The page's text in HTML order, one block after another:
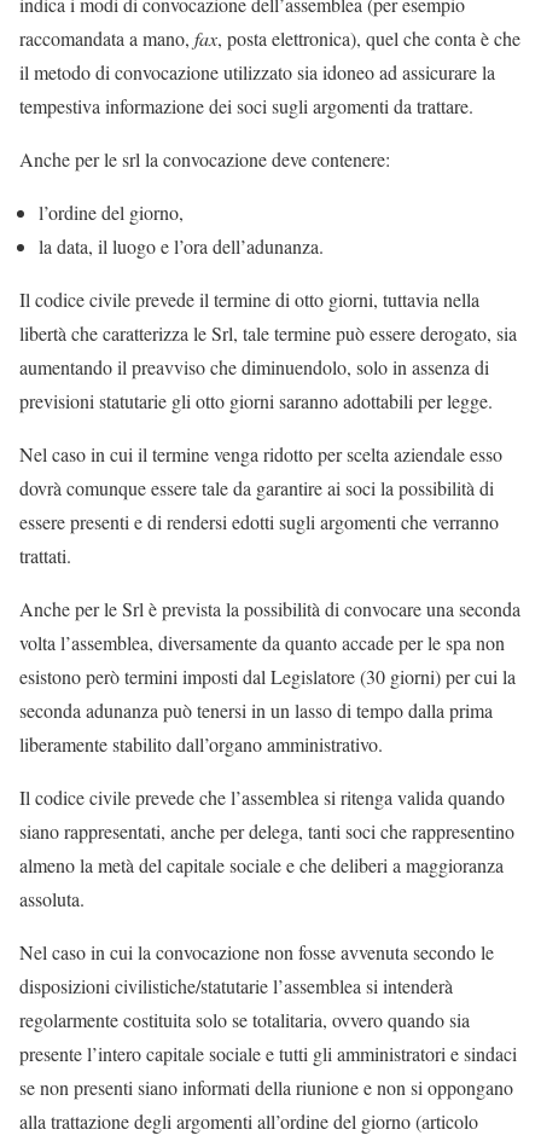
raccomandata a mano, fax, posta elettronica), quel che conta è che
il metodo di convocazione utilizzato sia idoneo ad assicurare la
tempestiva informazione dei soci sugli argomenti da trattare.
Anche per le srl la convocazione deve contenere:
l’ordine del giorno,
la data, il luogo e l’ora dell’adunanza.
Il codice civile prevede il termine di otto giorni, tuttavia nella
libertà che caratterizza le Srl, tale termine può essere derogato, sia
aumentando il preavviso che diminuendolo, solo in assenza di
previsioni statutarie gli otto giorni saranno adottabili per legge.
Nel caso in cui il termine venga ridotto per scelta aziendale esso
dovrà comunque essere tale da garantire ai soci la possibilità di
essere presenti e di rendersi edotti sugli argomenti che verranno
trattati.
Anche per le Srl è prevista la possibilità di convocare una seconda
volta l’assemblea, diversamente da quanto accade per le spa non
esistono però termini imposti dal Legislatore (30 giorni) per cui la
seconda adunanza può tenersi in un lasso di tempo dalla prima
liberamente stabilito dall’organo amministrativo.
Il codice civile prevede che l’assemblea si ritenga valida quando
siano rappresentati, anche per delega, tanti soci che rappresentino
almeno la metà del capitale sociale e che deliberi a maggioranza
assoluta.
Nel caso in cui la convocazione non fosse avvenuta secondo le
disposizioni civilistiche/statutarie l’assemblea si intenderà
regolarmente costituita solo se totalitaria, ovvero quando sia
presente l’intero capitale sociale e tutti gli amministratori e sindaci
se non presenti siano informati della riunione e non si oppongano
alla trattazione degli argomenti all’ordine del giorno (articolo